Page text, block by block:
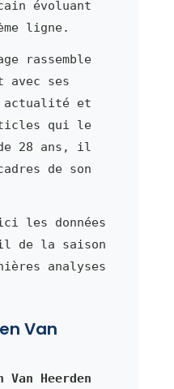
évoluant
ligne.
rassemble
avec ses
actualité et
qui le
28 ans, il
de son
les données
de la saison
analyses
Van
Van Heerden